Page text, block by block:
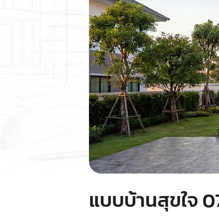
แบบบ้านสุขใจ